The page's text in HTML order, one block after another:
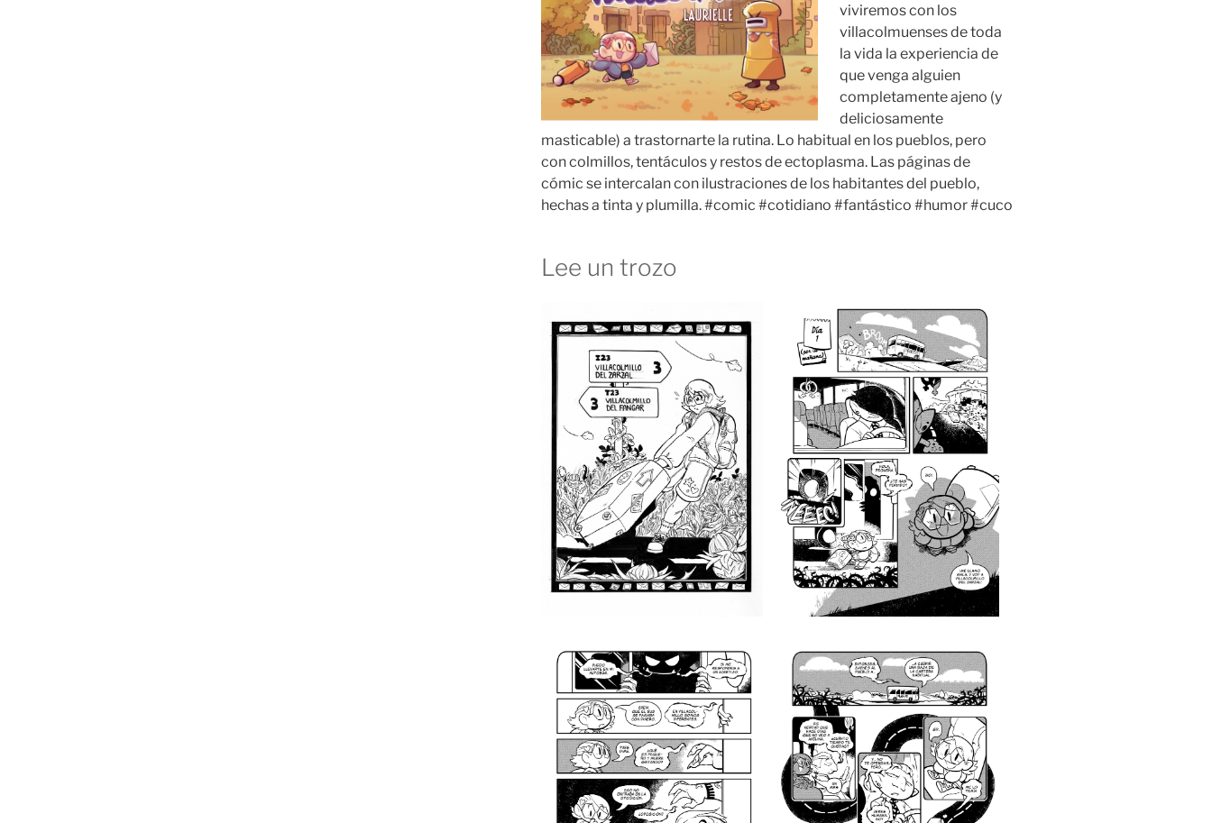
viviremos con los
villacolmuenses de toda
la vida la experiencia de
que venga alguien
completamente ajeno (y
deliciosamente
masticable) a trastornarte la rutina. Lo habitual en los pueblos, pero
con colmillos, tentáculos y restos de ectoplasma. Las páginas de
cómic se intercalan con ilustraciones de los habitantes del pueblo,
hechas a tinta y plumilla. #comic #cotidiano #fantástico #humor #cuco
Lee un trozo